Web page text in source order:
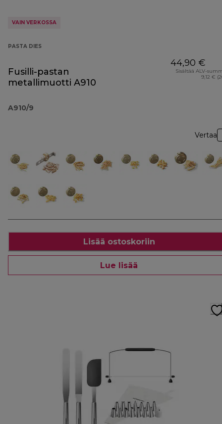
VAIN VERKOSSA
PASTA DIES
Fusilli-pastan
metallimuotti A910
A910/9
44,90 €
Sisältää ALV-
9,12 €
Vertaa
Lisää ostoskoriin
Lue lisää